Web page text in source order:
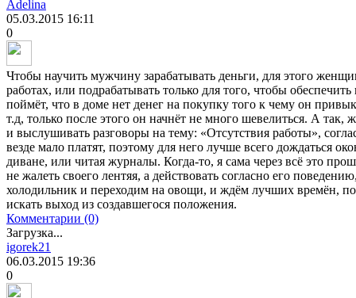
Adelina
05.03.2015 16:11
0
Чтобы научить мужчину зарабатывать деньги, для этого
работах, или подрабатывать только для того, чтобы
поймёт, что в доме нет денег на покупку того к чему он
т.д, только после этого он начнёт не много шевелиться. А
и выслушивать разговоры на тему: «Отсутствия работы»,
везде мало платят, поэтому для него лучше всего дождаться
диване, или читая журналы. Когда-то, я сама через всё это
не жалеть своего лентяя, а действовать согласно его
холодильник и переходим на овощи, и ждём лучших времён,
искать выход из создавшегося положения.
Комментарии (0)
Загрузка...
igorek21
06.03.2015 19:36
0